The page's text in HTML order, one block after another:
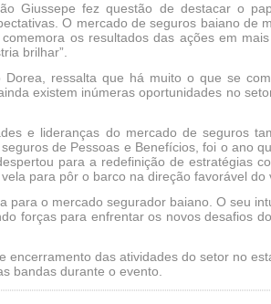
Giussepe fez questão de destacar o
O mercado de seguros baiano de
os resultados das ações em
brilhar”.
ressalta que há muito o que se
existem inúmeras oportunidades no
e lideranças do mercado de seguros
de Pessoas e Benefícios, foi o ano
para a redefinição de estratégias
para pôr o barco na direção favorável do
para o mercado segurador baiano. O seu
forças para enfrentar os novos desafios
das atividades do setor no
bandas durante o evento.